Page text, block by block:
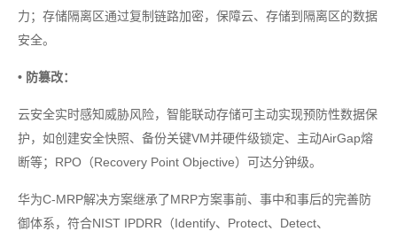
力；存储隔离区通过复制链路加密，保障云、存储到隔离区的数据
安全。
• 防篡改：
云安全实时感知威胁风险，智能联动存储可主动实现预防性数据保
护，如创建安全快照、备份关键VM并硬件级锁定、主动AirGap熔
断等；RPO（Recovery Point Objective）可达分钟级。
华为C-MRP解决方案继承了MRP方案事前、事中和事后的完善防
御体系，符合NIST IPDRR（Identify、Protect、Detect、